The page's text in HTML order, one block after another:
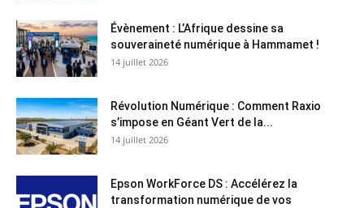
Évènement : L’Afrique dessine sa
souveraineté numérique à Hammamet !
14 juillet 2026
Révolution Numérique : Comment Raxio
s’impose en Géant Vert de la...
14 juillet 2026
Epson WorkForce DS : Accélérez la
transformation numérique de vos